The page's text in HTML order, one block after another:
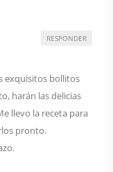
exquisitos bollitos
harán las delicias
llevo la receta para
pronto.
RESPONDER